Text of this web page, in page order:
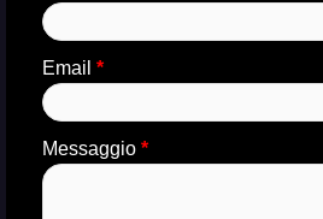
Email *
Messaggio *